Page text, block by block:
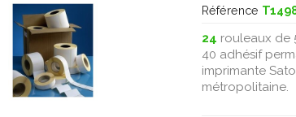
Référence
24 rouleaux de
40 adhésif
imprimante
métropolitaine .